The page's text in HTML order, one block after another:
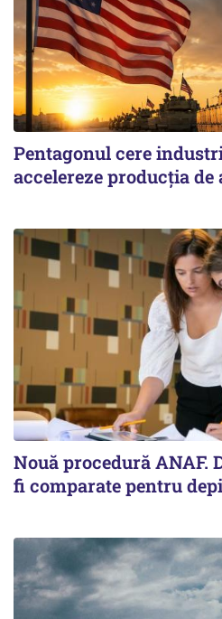
Pentagonul cere
accelereze producția
Nouă procedură ANAF.
fi comparate pentru